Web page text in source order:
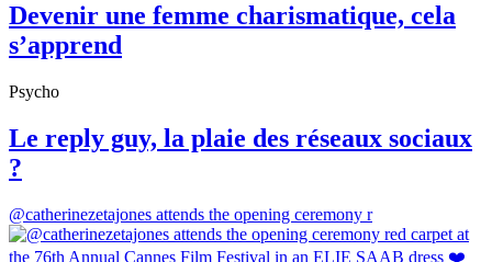
Devenir une femme charismatique, cela
s’apprend
Psycho
Le reply guy, la plaie des réseaux sociaux
?
@catherinezetajones attends the opening ceremony r